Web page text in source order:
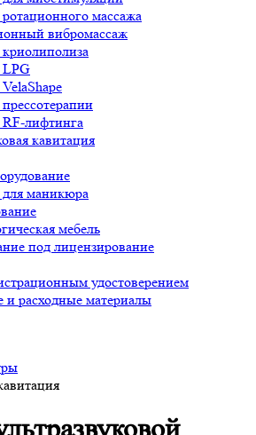
массажа
вибромассаж
лифтинга
кавитация
маникюра
мебель
под лицензирование
удостоверением
расходные материалы